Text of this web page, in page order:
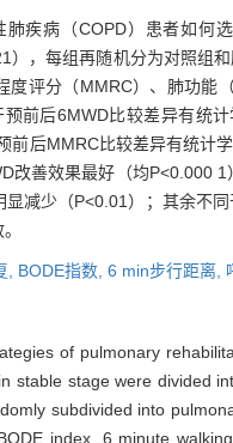
疾病（COPD）患者如何选
），每组再随机分为对照
评分（MMRC）、肺功能
前后6MWD比较差异有统
前后MMRC比较差异有统计
改善效果最好（均P<0.000
减少（P<0.01）；其余不
, BODE指数, 6 min步行距离,
of pulmonary
stable stage were divided
subdivided into
index, 6 minute